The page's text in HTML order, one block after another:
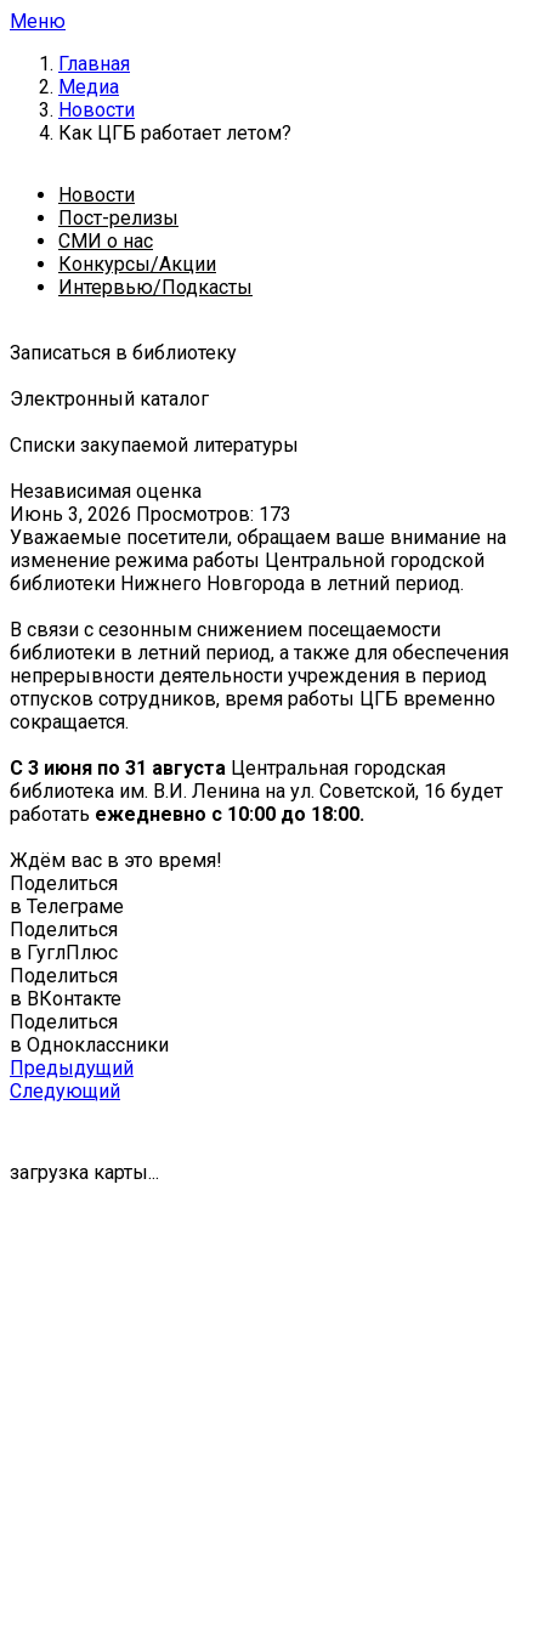
Меню
Главная
Медиа
Новости
Как ЦГБ работает летом?
Новости
Пост-релизы
СМИ о нас
Конкурсы/Акции
Интервью/Подкасты
Записаться в библиотеку
Электронный каталог
Списки закупаемой литературы
Независимая оценка
Июнь 3, 2026 Просмотров: 173
Уважаемые посетители, обращаем ваше внимание на
изменение режима работы Центральной городской
библиотеки Нижнего Новгорода в летний период.
В связи с сезонным снижением посещаемости
библиотеки в летний период, а также для обеспечения
непрерывности деятельности учреждения в период
отпусков сотрудников, время работы ЦГБ временно
сокращается.
С 3 июня по 31 августа Центральная городская
библиотека им. В.И. Ленина на ул. Советской, 16 будет
работать ежедневно с 10:00 до 18:00.
Ждём вас в это время!
Поделиться
в Телеграме
Поделиться
в ГуглПлюс
Поделиться
в ВКонтакте
Поделиться
в Одноклассники
Предыдущий
Следующий
загрузка карты...